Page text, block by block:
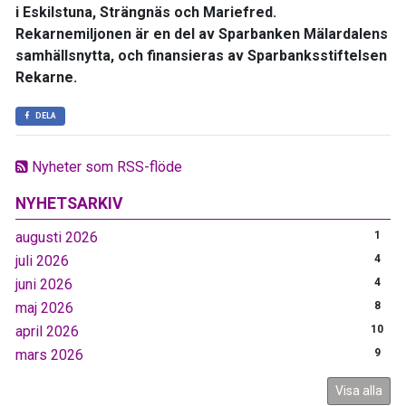
Nyheter som RSS-flöde
NYHETSARKIV
augusti 2026 1
juli 2026 4
juni 2026 4
maj 2026 8
april 2026 10
mars 2026 9
Visa alla
i Eskilstuna, Strängnäs och Mariefred.
Rekarnemiljonen är en del av Sparbanken Mälardalens
samhällsnytta, och finansieras av Sparbanksstiftelsen
Rekarne.
DELA